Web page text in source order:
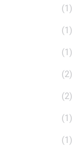
(1)
(1)
(1)
(2)
(2)
(1)
(1)